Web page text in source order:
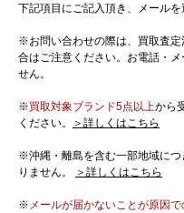
下記項目にご記入頂き、メールを
※お問い合わせの際は、買取査
合はご注意ください。お電話・
せん。
※買取対象ブランド5点以上から
ください。
＞詳しくはこちら
※沖縄・離島を含む一部地域に
りません。
＞詳しくはこちら
※ メールが届かないことが原因